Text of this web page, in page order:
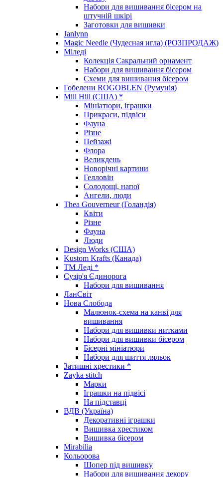
Набори для вишивання бісером на
штучній шкірі
Заготовки для вишивки
Janlynn
Magic Needle (Чудесная игла) (РОЗПРОДАЖ)
Міледі
Колекція Сакральний орнамент
Набори для вишивання бісером
Схеми для вишивання бісером
Гобелени ROGOBLEN (Румунія)
Mill Hill (США) *
Мініатюри, іграшки
Прикраси, підвіси
Фауна
Різне
Пейзажі
Флора
Великдень
Новорічні картини
Гелловін
Солодощі, напої
Ангели, люди
Thea Gouverneur (Голандія)
Квіти
Різне
Фауна
Люди
Design Works (США)
Kustom Krafts (Канада)
ТМ Леді *
Сузір'я Єдинорога
Набори для вишивання
ЛанСвіт
Нова Слобода
Малюнок-схема на канві для
вишивання
Набори для вишивки нитками
Набори для вишивки бісером
Бісерні мініатюри
Набори для шиття ляльок
Затишні хрестики *
Zayka stitch
Марки
Іграшки на підвісі
На підставці
ВДВ (Україна)
Декоративні іграшки
Вишивка хрестиком
Вишивка бісером
Mirabilia
Кольорова
Шопер під вишивку
Набори для вишивання декору